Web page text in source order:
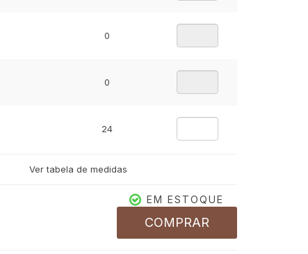
0
0
24
16
Ver tabela de medidas
EM ESTOQUE
COMPRAR